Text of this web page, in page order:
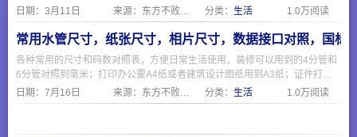
为有柚皮苷，化橘红制作主要分六步，采摘，清洗除肉和瓣，切造型，过热水
杀菌，烘干，陈化即可食用。
日期： 3月11日 来源：东方不败网址大全 分类： 生活 1.0万阅读
常用水管尺寸，纸张尺寸，相片尺寸，数据接口对照，国
各种常用的尺寸和码数对照表，方便日常生活使用，装修可以用到的4分管和
6分管对照到毫米；打印办公要A4纸或者建筑设计图纸用到A3纸；证件打印
相片要1寸证件照；电脑和手机现在常用的USB和Type-C接口；海淘外贸需要
注意衣服鞋子的欧码美码和国际码与国标。
日期： 7月16日 来源：东方不败网址大全 分类： 生活 1.0万阅读